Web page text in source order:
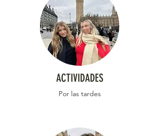
ACTIVIDADES
Por las tardes